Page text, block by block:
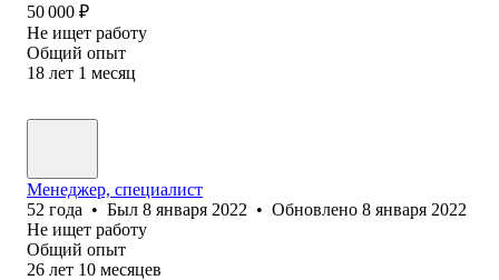
50 000 ₽
Не ищет работу
Общий опыт
18 лет 1 месяц
Менеджер, специалист
52 года • Был 8 января 2022 • Обновлено 8 января 2022
Не ищет работу
Общий опыт
26 лет 10 месяцев